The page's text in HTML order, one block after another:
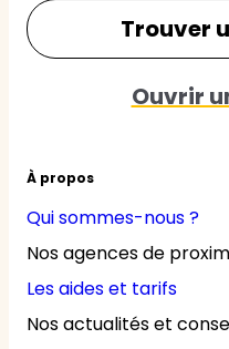
À propos
Qui sommes-nous ?
Nos agences de
Les aides et tarifs
Nos actualités et
Trouver
Ouvrir